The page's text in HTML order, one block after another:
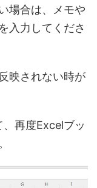
場合は、メモや
入力してくださ
映されない時が
再度Excelブッ